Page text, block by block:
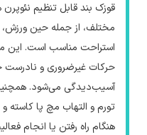
قوزک بند قابل تنظیم
مختلف، از جمله حین ورزش،
استراحت مناسب است. این
حرکات غیرضروری و نادرست
آسیب‌دیدگی می‌شود.
تورم و التهاب مچ پا کاسته
هنگام راه رفتن یا انجام